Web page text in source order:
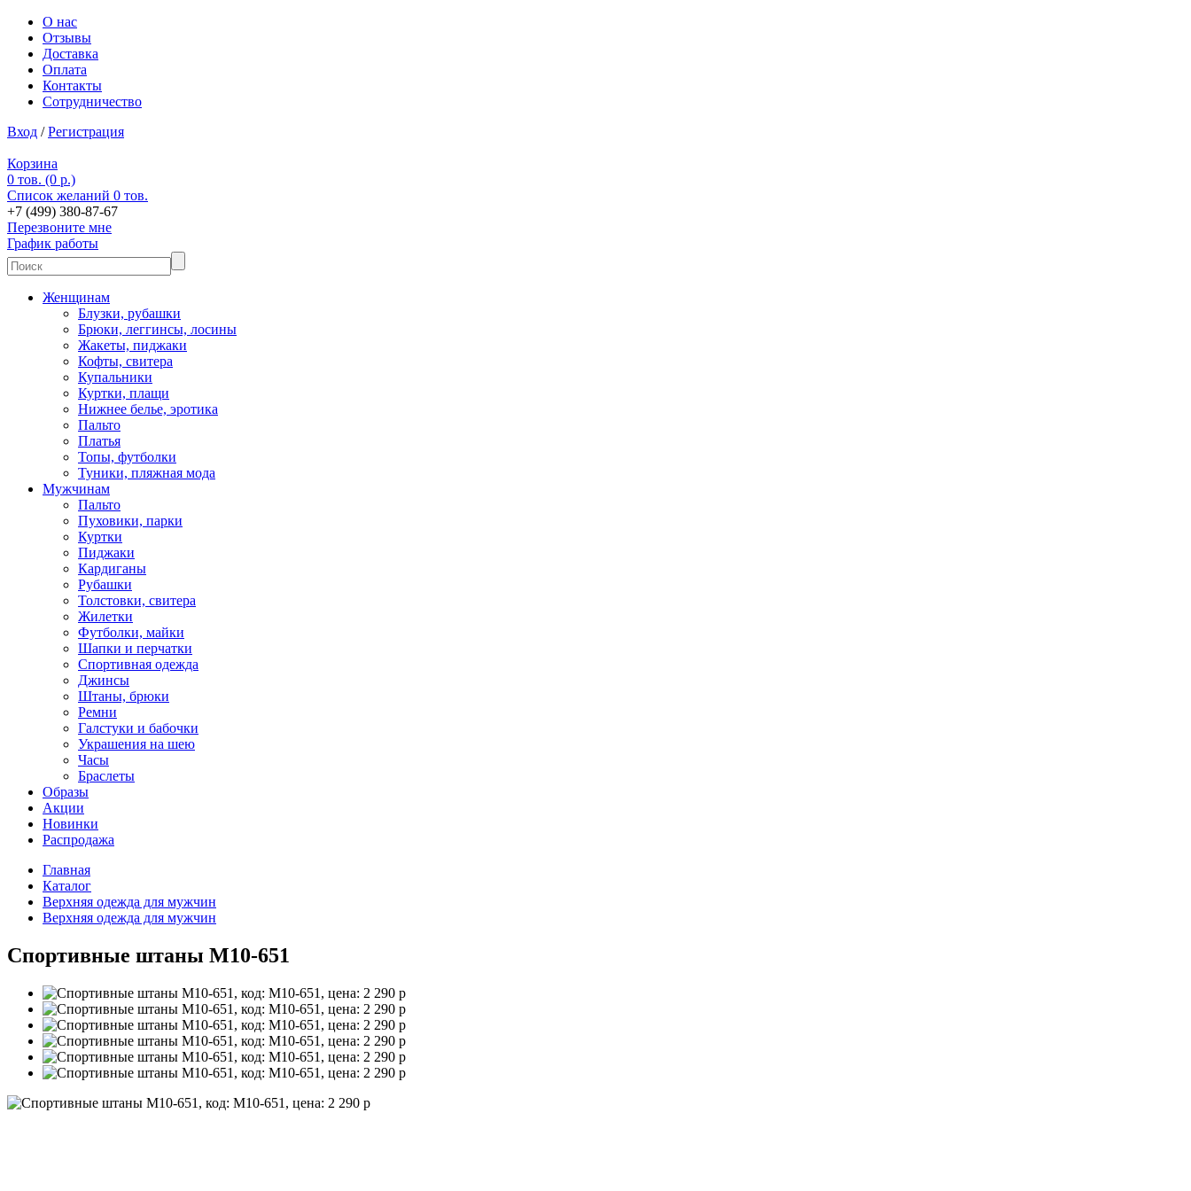
О нас
Отзывы
Доставка
Оплата
Контакты
Сотрудничество
Вход /Регистрация
Корзина
0 тов. (0 р.)
Список желаний 0 тов.
+7 (499) 380-87-67
Перезвоните мне
График работы
Женщинам
Блузки, рубашки
Брюки, леггинсы, лосины
Жакеты, пиджаки
Кофты, свитера
Купальники
Куртки, плащи
Нижнее белье, эротика
Пальто
Платья
Топы, футболки
Туники, пляжная мода
Мужчинам
Пальто
Пуховики, парки
Куртки
Пиджаки
Кардиганы
Рубашки
Толстовки, свитера
Жилетки
Футболки, майки
Шапки и перчатки
Спортивная одежда
Джинсы
Штаны, брюки
Ремни
Галстуки и бабочки
Украшения на шею
Часы
Браслеты
Образы
Акции
Новинки
Распродажа
Главная
Каталог
Верхняя одежда для мужчин
Верхняя одежда для мужчин
Спортивные штаны M10-651